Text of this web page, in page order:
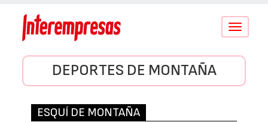
Conmutar
DEPORTES DE MONTAÑA
ESQUÍ DE MONTAÑA